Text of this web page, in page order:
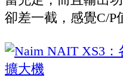
卻差一截，感覺C/P